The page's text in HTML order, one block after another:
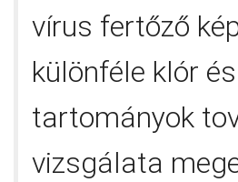
vírus fertőző
különféle klór
tartományok
vizsgálata